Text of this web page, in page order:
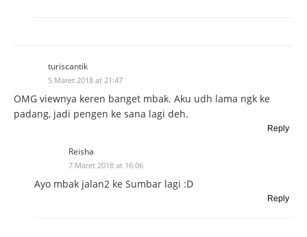
turiscantik
5 Maret 2018 at 21:47
OMG viewnya keren banget mbak. Aku udh lama ngk ke
padang, jadi pengen ke sana lagi deh.
Reply
Reisha
7 Maret 2018 at 16:06
Ayo mbak jalan2 ke Sumbar lagi :D
Reply